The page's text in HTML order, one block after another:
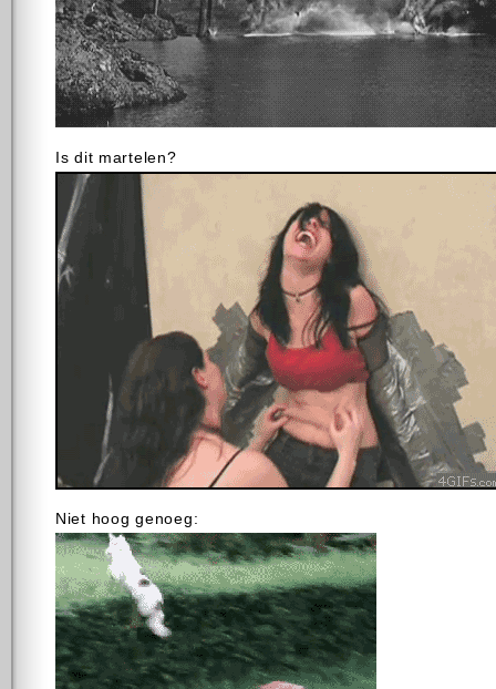
Is dit martelen?
Niet hoog genoeg: